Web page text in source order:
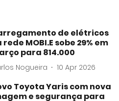
de elétricos
rede MOBI.E sobe 29% em
para 814.000
Nogueira 10 Apr 2026
Toyota Yaris com nova
e segurança para